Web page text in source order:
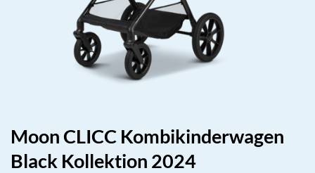
Moon CLICC Kombikinderwagen
Black Kollektion 2024